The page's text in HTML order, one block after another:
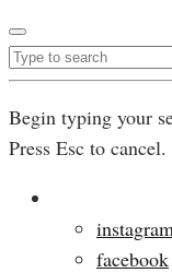
Begin typing your
Press Esc to cancel.
facebook